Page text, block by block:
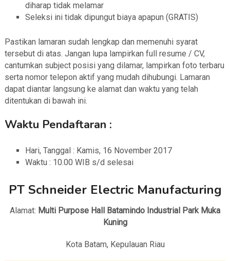
diharap tidak melamar
Seleksi ini tidak dipungut biaya apapun (GRATIS)
Pastikan lamaran sudah lengkap dan memenuhi syarat
tersebut di atas. Jangan lupa lampirkan full resume / CV,
cantumkan subject posisi yang dilamar, lampirkan foto terbaru
serta nomor telepon aktif yang mudah dihubungi. Lamaran
dapat diantar langsung ke alamat dan waktu yang telah
ditentukan di bawah ini.
Waktu Pendaftaran :
Hari, Tanggal : Kamis, 16 November 2017
Waktu : 10.00 WIB s/d selesai
PT Schneider Electric Manufacturing
Alamat: Multi Purpose Hall Batamindo Industrial Park Muka
Kuning
Kota Batam, Kepulauan Riau